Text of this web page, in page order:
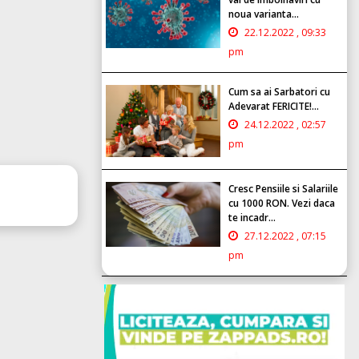
noua varianta...
22.12.2022 , 09:33
pm
Cum sa ai Sarbatori cu
Adevarat FERICITE!...
24.12.2022 , 02:57
pm
Cresc Pensiile si Salariile
cu 1000 RON. Vezi daca
te incadr...
27.12.2022 , 07:15
pm